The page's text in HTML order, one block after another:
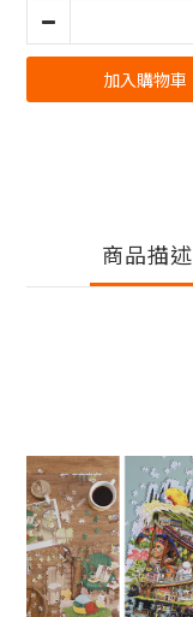
加入購物車
商品描述